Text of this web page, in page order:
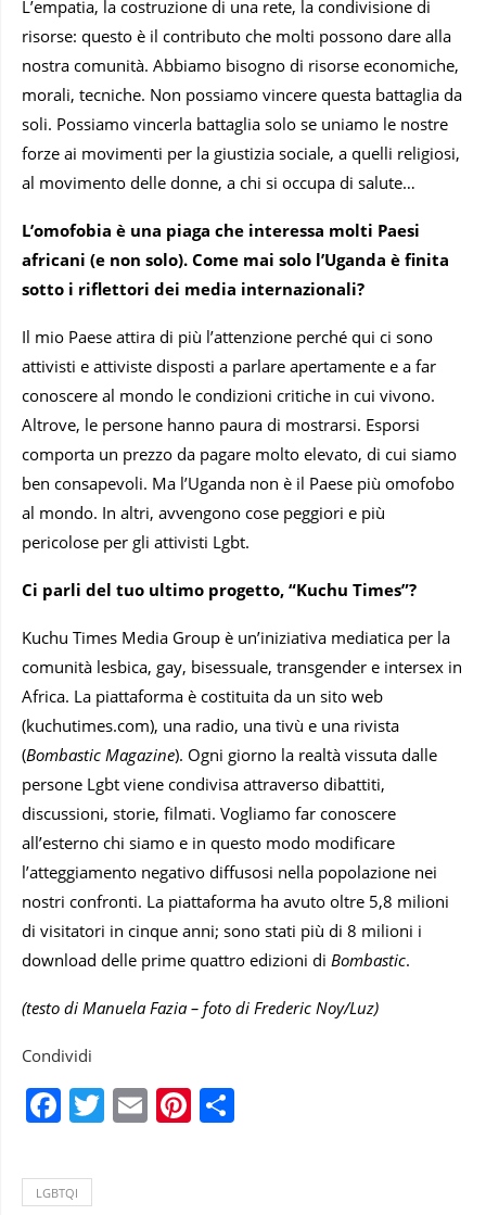
L’empatia, la costruzione di una rete, la condivisione di
risorse: questo è il contributo che molti possono dare alla
nostra comunità. Abbiamo bisogno di risorse economiche,
morali, tecniche. Non possiamo vincere questa battaglia da
soli. Possiamo vincerla battaglia solo se uniamo le nostre
forze ai movimenti per la giustizia sociale, a quelli religiosi,
al movimento delle donne, a chi si occupa di salute…
L’omofobia è una piaga che interessa molti Paesi
africani (e non solo). Come mai solo l’Uganda è finita
sotto i riflettori dei media internazionali?
Il mio Paese attira di più l’attenzione perché qui ci sono
attivisti e attiviste disposti a parlare apertamente e a far
conoscere al mondo le condizioni critiche in cui vivono.
Altrove, le persone hanno paura di mostrarsi. Esporsi
comporta un prezzo da pagare molto elevato, di cui siamo
ben consapevoli. Ma l’Uganda non è il Paese più omofobo
al mondo. In altri, avvengono cose peggiori e più
pericolose per gli attivisti Lgbt.
Ci parli del tuo ultimo progetto, “Kuchu Times”?
Kuchu Times Media Group è un’iniziativa mediatica per la
comunità lesbica, gay, bisessuale, transgender e intersex in
Africa. La piattaforma è costituita da un sito web
(kuchutimes.com), una radio, una tivù e una rivista
(Bombastic Magazine). Ogni giorno la realtà vissuta dalle
persone Lgbt viene condivisa attraverso dibattiti,
discussioni, storie, filmati. Vogliamo far conoscere
all’esterno chi siamo e in questo modo modificare
l’atteggiamento negativo diffusosi nella popolazione nei
nostri confronti. La piattaforma ha avuto oltre 5,8 milioni
di visitatori in cinque anni; sono stati più di 8 milioni i
download delle prime quattro edizioni di Bombastic.
(testo di Manuela Fazia – foto di Frederic Noy/Luz)
Condividi
Facebook
Twitter
EmailPinterest
LGBTQI